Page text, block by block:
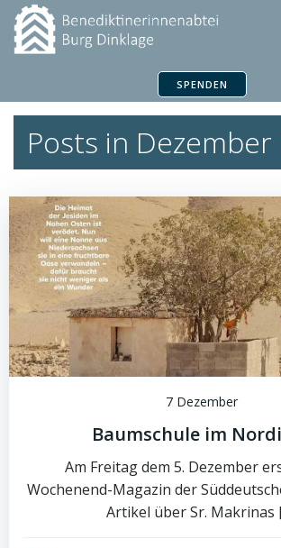
Zum
Inhalt
SPENDEN
Posts in Dezember
7 Dezember
Baumschule im
Am Freitag dem 5. Dezember
Wochenend-Magazin der
Artikel über Sr. Makrinas